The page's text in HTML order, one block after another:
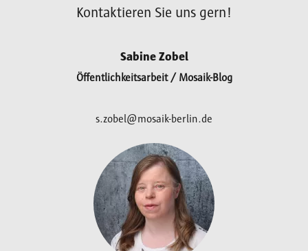
Kontaktieren Sie uns gern!
Sabine Zobel
Öffentlichkeitsarbeit / Mosaik-Blog
s.zobel@mosaik-berlin.de